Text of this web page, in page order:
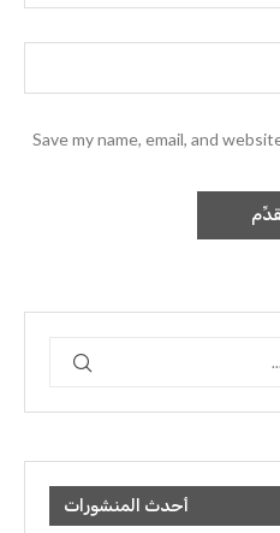
Save my name, email, and
أحدث المنشورات